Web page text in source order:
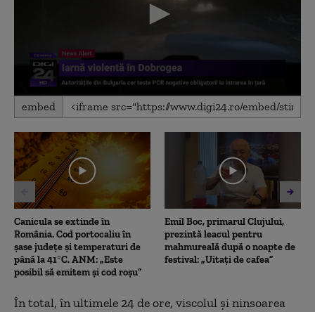
0
seconds
8
minutes,
37
seconds
embed
Canicula se extinde în
România. Cod portocaliu în
șase județe și temperaturi de
până la 41°C. ANM: „Este
posibil să emitem și cod roșu”
Emil Boc, primarul Clujului,
prezintă leacul pentru
mahmureală după o noapte de
festival: „Uitați de cafea”
În total, în ultimele 24 de ore, viscolul și ninsoarea